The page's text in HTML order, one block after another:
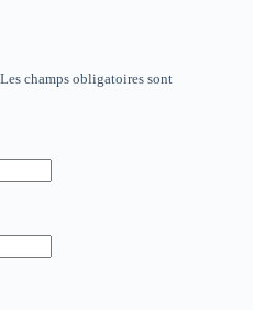
Les champs obligatoires sont